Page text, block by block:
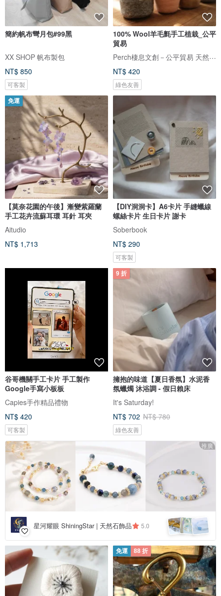
簡約帆布彎月包#99黑
XX SHOP 帆布製包
NT$ 850
可客製
100% Wool羊毛氈手工植栽_公平
貿易
Perch棲息文創－公平貿易 天然纖維 手工製作
NT$ 420
綠色友善
免運
【莫奈花園的午後】漸變紫羅蘭
手工花卉流蘇耳環 耳針 耳夾
Aitudio
NT$ 1,713
【DIY洞洞卡】A6卡片 手縫蠟線
螺絲卡片 生日卡片 謝卡
Soberbook
NT$ 290
可客製
谷哥機關手工卡片 手工製作
Google手寫小板板
Capies手作精品禮物
NT$ 420
可客製
9 折
擁抱的味道【夏日香氛】水泥香
氛蠟燭 沐浴調 - 假日賴床
It's Saturday!
NT$ 702 NT$ 780
綠色友善
推廣
星河耀眼 ShiningStar | 天然石飾品 5.0
免運 88 折